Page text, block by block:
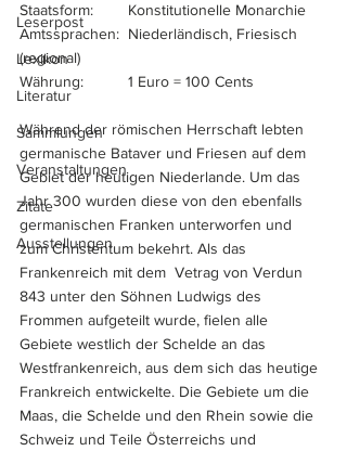
Leserpost
Lexikon
Literatur
Sammlungen
Veranstaltungen
Zitate
Ausstellungen
Staatsform:	     Konstitutionelle Monarchie
Amtssprachen:  Niederländisch, Friesisch
(regional)
Währung:	     1 Euro = 100 Cents
Während der römischen Herrschaft lebten
germanische Bataver und Friesen auf dem
Gebiet der heutigen Niederlande. Um das
Jahr 300 wurden diese von den ebenfalls
germanischen Franken unterworfen und
zum Christentum bekehrt. Als das
Frankenreich mit dem  Vetrag von Verdun
843 unter den Söhnen Ludwigs des
Frommen aufgeteilt wurde, fielen alle
Gebiete westlich der Schelde an das
Westfrankenreich, aus dem sich das heutige
Frankreich entwickelte. Die Gebiete um die
Maas, die Schelde und den Rhein sowie die
Schweiz und Teile Österreichs und